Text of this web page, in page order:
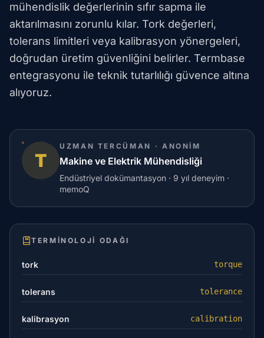
mühendislik değerlerinin sıfır sapma ile
aktarılmasını zorunlu kılar. Tork değerleri,
tolerans limitleri veya kalibrasyon yönergeleri,
doğrudan üretim güvenliğini belirler. Termbase
entegrasyonu ile teknik tutarlılığı güvence altına
alıyoruz.
T
UZMAN TERCÜMAN · ANONIM
Makine ve Elektrik Mühendisliği
Endüstriyel dokümantasyon · 9 yıl deneyim ·
memoQ
TERMINOLOJI ODAĞI
tork torque
tolerans tolerance
kalibrasyon calibration